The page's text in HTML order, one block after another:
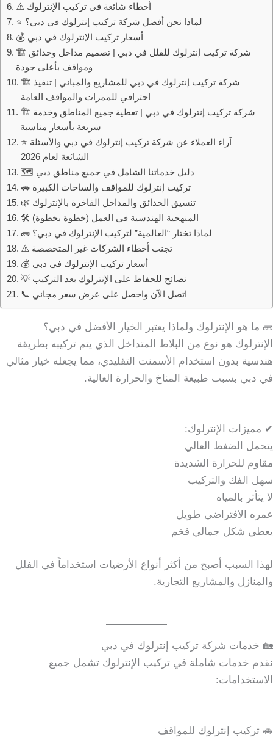
⚠️ أخطاء شائعة في تركيب الإنترلوك
⭐ لماذا نحن أفضل شركة تركيب إنترلوك في دبي؟
💰 أسعار تركيب الإنترلوك في دبي
🏗️ شركة تركيب إنترلوك للفلل في دبي | تصميم مداخل وحدائق
ومواقف بأعلى جودة
🏗️ شركة تركيب إنترلوك في دبي للمشاريع والمباني | تنفيذ
احترافي للممرات والمواقف العامة
🏗️ شركة تركيب إنترلوك في دبي | تغطية جميع المناطق وخدمة
سريعة بأسعار مناسبة
⭐ آراء العملاء عن شركة تركيب إنترلوك في دبي والأسئلة
الشائعة لعام 2026
🗺️ دليل خدماتنا الشامل في جميع مناطق دبي
🚗 تركيب إنترلوك للمواقف والساحات الكبيرة
🌿 تنسيق الحدائق والمداخل الفاخرة بالإنترلوك
🛠️ المنهجية الهندسية في العمل (خطوة بخطوة)
🧱 لماذا تختار “العالمية” لتركيب الإنترلوك في دبي؟
⚠️ تجنب أخطاء الشركات غير المتخصصة
💰 أسعار تركيب الإنترلوك في دبي
💡 نصائح للحفاظ على الإنترلوك بعد التركيب
📞 اتصل الآن واحصل على عرض سعر مجاني
🧱 ما هو الإنترلوك ولماذا يعتبر الخيار الأفضل في دبي؟
الإنترلوك هو نوع من البلاط المتداخل الذي يتم تركيبه بطريقة
هندسية بدون استخدام الأسمنت التقليدي، مما يجعله خيار مثالي
في دبي بسبب طبيعة المناخ والحرارة العالية.
✔ مميزات الإنترلوك:
يتحمل الضغط العالي
مقاوم للحرارة الشديدة
سهل الفك والتركيب
لا يتأثر بالمياه
عمره الافتراضي طويل
يعطي شكل جمالي فخم
لهذا السبب أصبح من أكثر أنواع الأرضيات استخداماً في الفلل
والمنازل والمشاريع التجارية.
🏡 خدمات شركة تركيب إنترلوك في دبي
نقدم خدمات شاملة في تركيب الإنترلوك تشمل جميع
الاستخدامات:
🚗 تركيب إنترلوك للمواقف